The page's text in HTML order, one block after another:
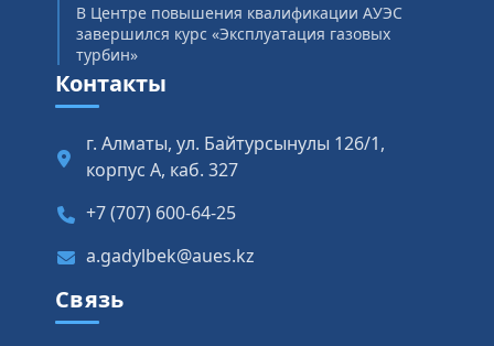
В Центре повышения квалификации АУЭС
завершился курс «Эксплуатация газовых
турбин»
Контакты
г. Алматы, ул. Байтурсынулы 126/1,
корпус А, каб. 327
+7 (707) 600-64-25
a.gadylbek@aues.kz
Связь